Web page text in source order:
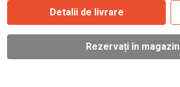
Detalii de livrare
Rezervați în magazin